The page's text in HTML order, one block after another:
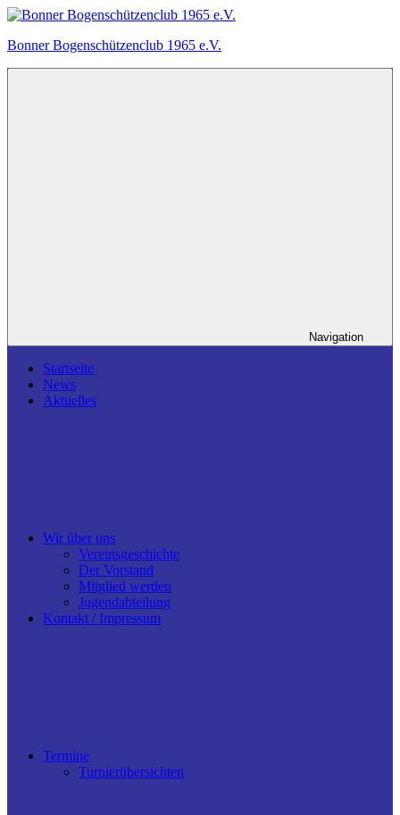
Zum
springen
Bonner Bogenschützenclub 1965 e.V.
Navigation
Startseite
News
Aktuelles
Wir über uns
Vereinsgeschichte
Der Vorstand
Mitglied werden
Jugendabteilung
Kontakt / Impressum
Termine
Turnierübersichten